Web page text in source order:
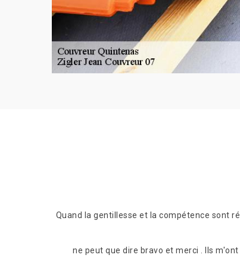
Quand la gentillesse et la compétence sont
ne peut que dire bravo et merci . Ils